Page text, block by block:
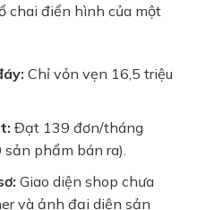
chai điển hình của một
Chỉ vỏn vẹn 16,5 triệu
Đạt 139 đơn/tháng
phẩm bán ra).
Giao diện shop chưa
và ảnh đại diện sản